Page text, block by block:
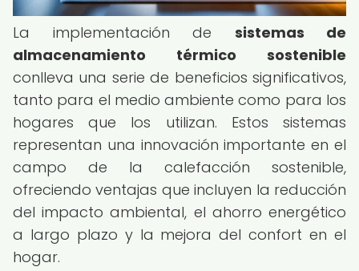
La implementación de sistemas de
almacenamiento térmico sostenible
conlleva una serie de beneficios significativos,
tanto para el medio ambiente como para los
hogares que los utilizan. Estos sistemas
representan una innovación importante en el
campo de la calefacción sostenible,
ofreciendo ventajas que incluyen la reducción
del impacto ambiental, el ahorro energético
a largo plazo y la mejora del confort en el
hogar.